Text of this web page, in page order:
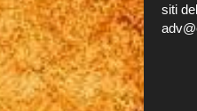
siti del